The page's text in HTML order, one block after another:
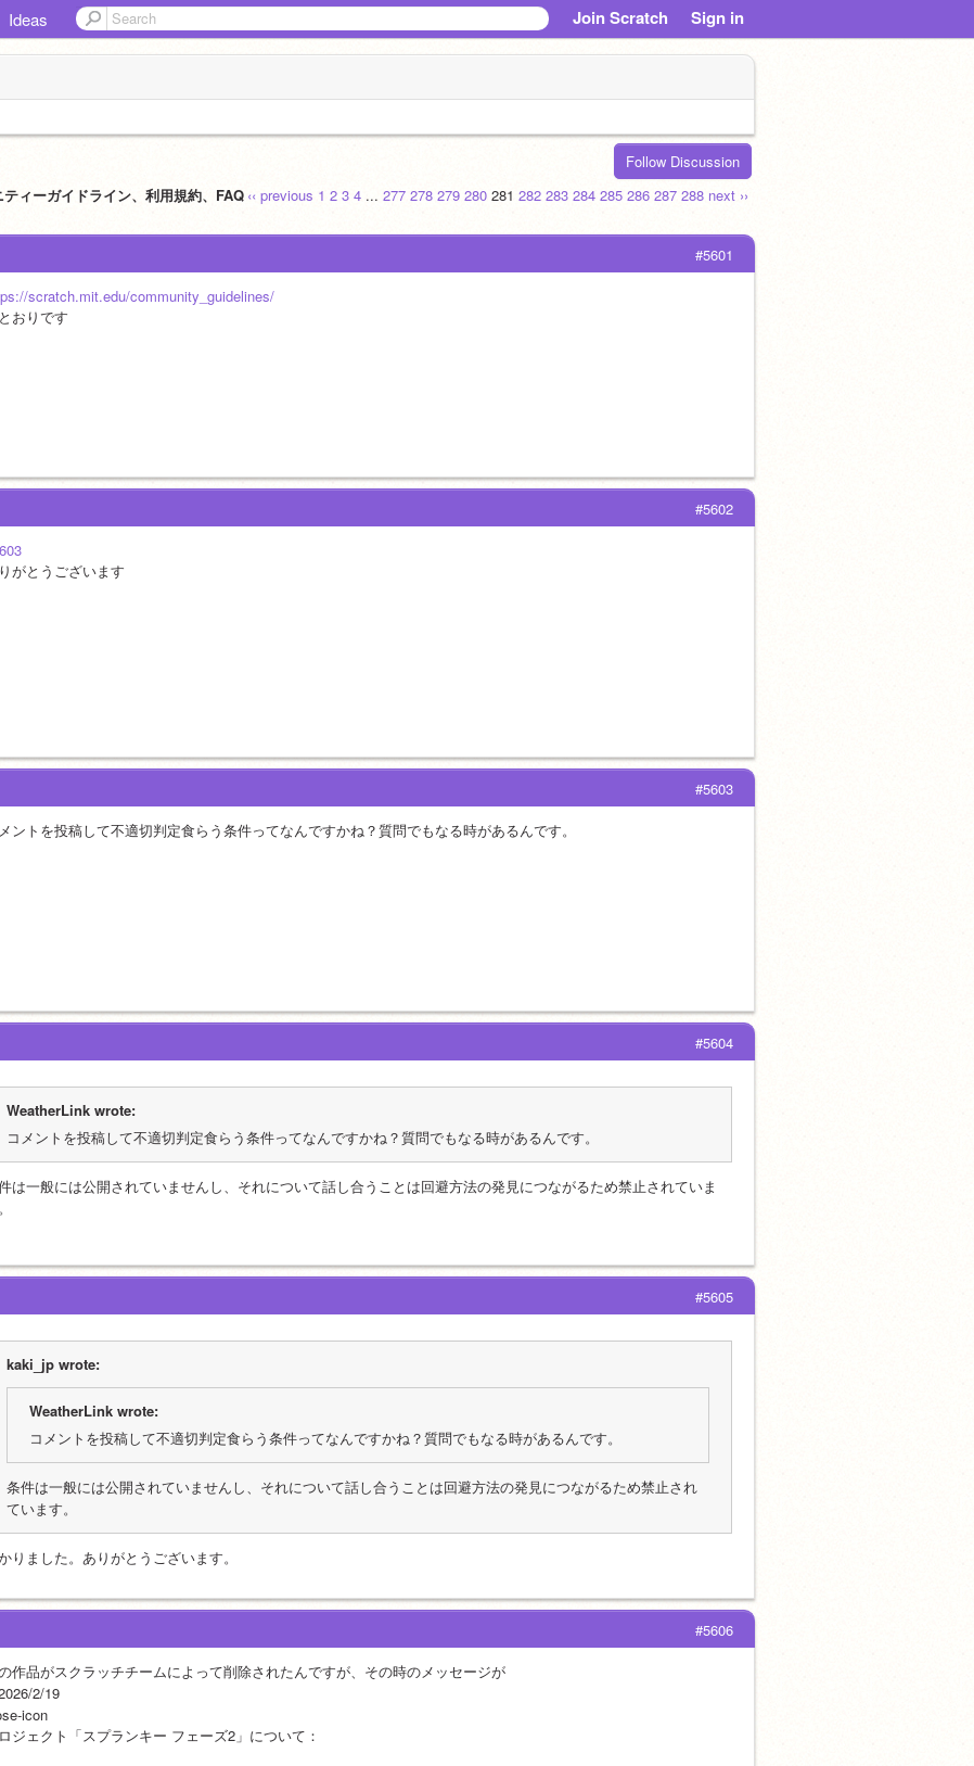
Ideas Join Scratch Sign in
Follow Discussion
‹‹ previous 1 2 3 4 ... 277 278 279 280 281 282 283 284 285 286 287 288 next ››
ティーガイドライン、利用規約、FAQ
#5601
scratch.mit.edu/community_guidelines/
おりです
#5602
がとうございます
#5603
ントを投稿して不適切判定食らう条件ってなんですかね？質問でもなる時があるんです。
#5604
WeatherLink wrote:
コメントを投稿して不適切判定食らう条件ってなんですかね？質問でもなる時があるんです。
は一般には公開されていませんし、それについて話し合うことは回避方法の発見につながるため禁止されていま
#5605
kaki_jp wrote:
WeatherLink wrote:
コメントを投稿して不適切判定食らう条件ってなんですかね？質問でもなる時があるんです。
条件は一般には公開されていませんし、それについて話し合うことは回避方法の発見につながるため禁止され
ています。
りました。ありがとうございます。
#5606
作品がスクラッチチームによって削除されたんですが、その時のメッセージが
2026/2/19
icon
ジェクト「スプランキー フェーズ2」について：